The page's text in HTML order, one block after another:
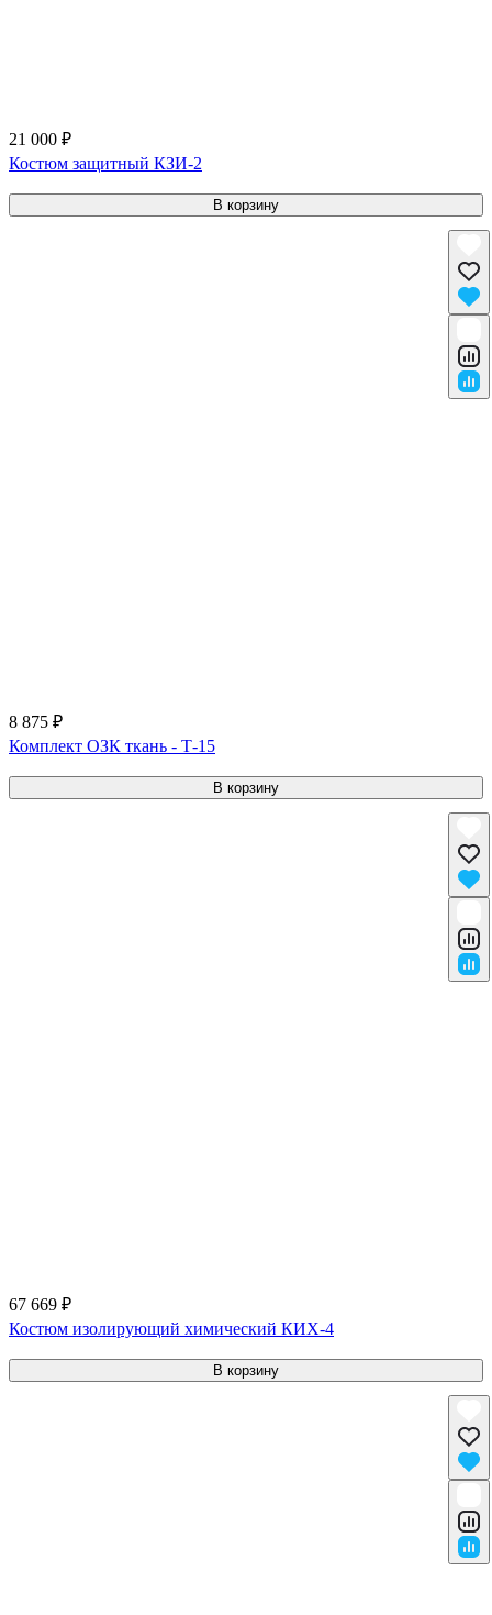
21 000 ₽
Костюм защитный КЗИ-2
В корзину
8 875 ₽
Комплект ОЗК ткань - Т-15
В корзину
67 669 ₽
Костюм изолирующий химический КИХ-4
В корзину